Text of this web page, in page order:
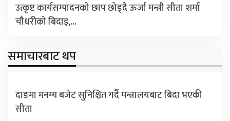
उत्कृष्ट कार्यसम्पादनको छाप छोड्दै ऊर्जा मन्त्री सीता शर्मा
चौधरीको बिदाइ,…
समाचारबाट थप
दाङमा मनग्य बजेट सुनिश्चित गर्दै मन्त्रालयबाट बिदा भएकी
सीता